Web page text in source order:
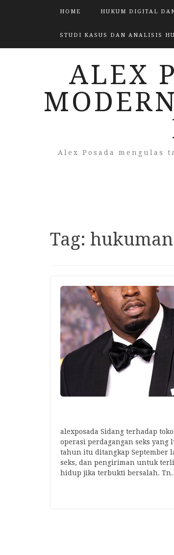
HOME HUKUM DIGITAL
STUDI KASUS DAN ANALISIS
ALEX
Alex Posada mengulas
Tag:
alexposada Sidang terhadap
operasi perdagangan seks
tahun itu ditangkap September
seks, dan pengiriman untuk
hidup jika terbukti bersalah. Tn.